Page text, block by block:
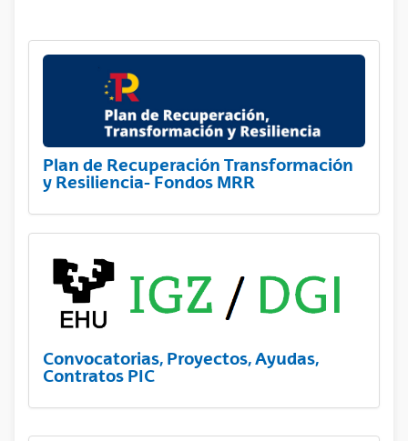
Plan de Recuperación Transformación
y Resiliencia- Fondos MRR
Convocatorias, Proyectos, Ayudas,
Contratos PIC